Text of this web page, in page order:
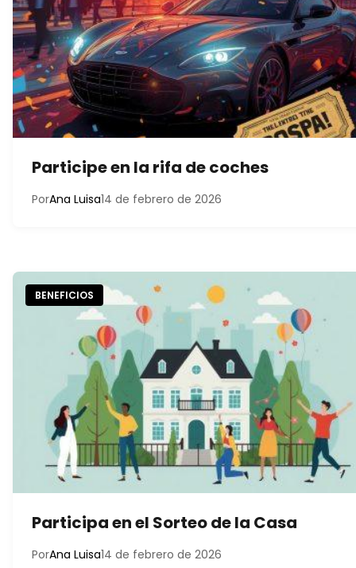
Participe en la rifa de coches
PorAna Luisa14 de febrero de 2026
BENEFICIOS
Participa en el Sorteo de la Casa
PorAna Luisa14 de febrero de 2026